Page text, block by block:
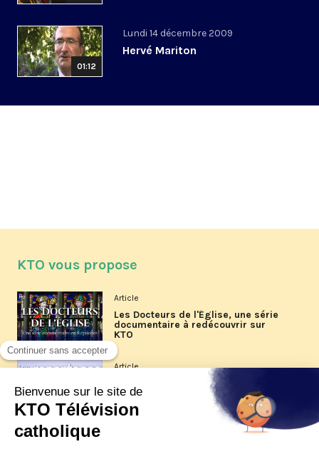
01:12
Lundi 14 décembre 2009
Hervé Mariton
KTO vous propose
Article
Les Docteurs de l'Église, une série
documentaire à redécouvrir sur
KTO
Article
Les reportages d'été 2026 de KTO